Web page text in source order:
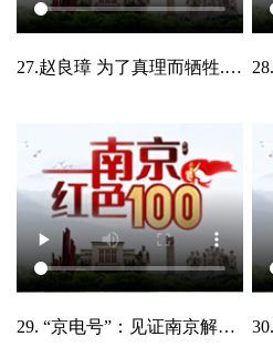
27.赵良璋 为了真理而牺牲.mp4
29. “京电号”：见证南京解放的“渡江第一船”.mp4